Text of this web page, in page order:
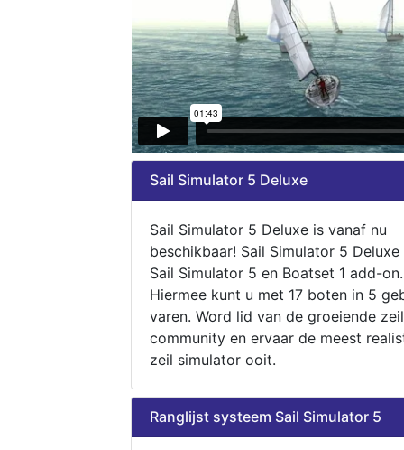
Sail Simulator 5 Deluxe
Sail Simulator 5 Deluxe is vanaf nu
beschikbaar! Sail Simulator 5
Sail Simulator 5 en Boatset 1 add-on.
Hiermee kunt u met 17 boten in 5
varen. Word lid van de groeiende zeil
community en ervaar de meest
zeil simulator ooit.
Ranglijst systeem Sail Simulator 5